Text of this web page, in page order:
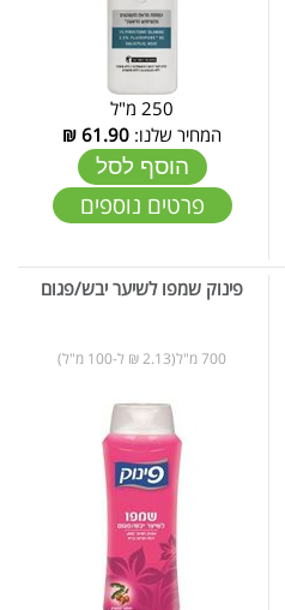
250 מ"ל
המחיר שלנו: 61.90
₪
הוסף לסל
פרטים נוספים
פינוק שמפו לשיער יבש/פגום
700 מ"ל(2.13 ₪ ל-100 מ"ל)